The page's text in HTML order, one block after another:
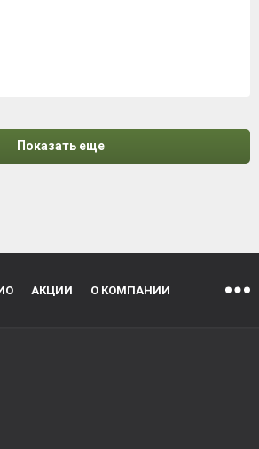
Показать еще
АКЦИИ О КОМПАНИИ